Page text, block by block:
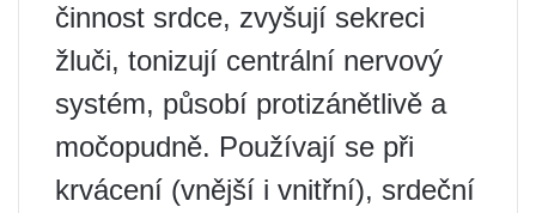
činnost srdce, zvyšují sekreci
žluči, tonizují centrální nervový
systém, působí protizánětlivě a
močopudně. Používají se při
krvácení (vnější i vnitřní), srdeční